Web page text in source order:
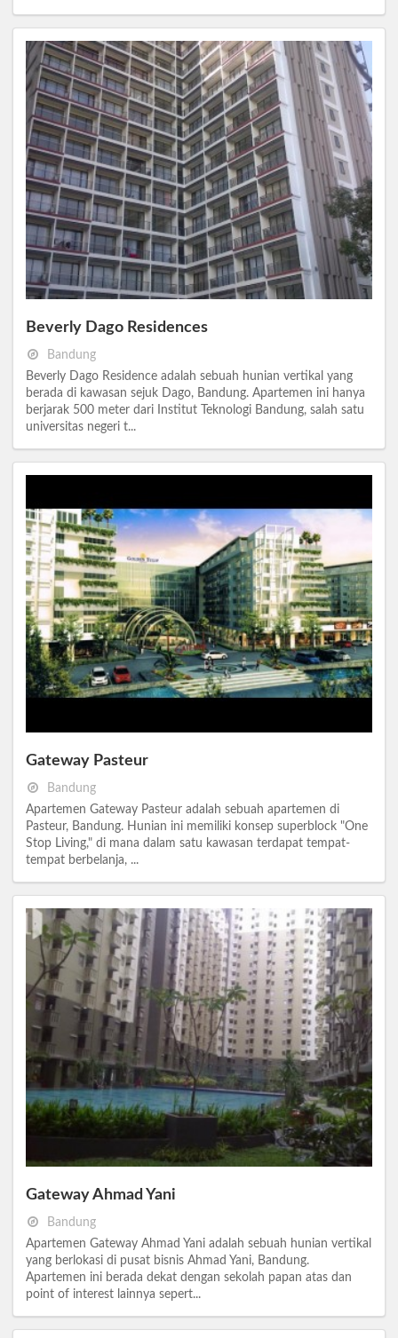
Beverly Dago Residences
Bandung
Beverly Dago Residence adalah sebuah hunian vertikal yang
berada di kawasan sejuk Dago, Bandung. Apartemen ini hanya
berjarak 500 meter dari Institut Teknologi Bandung, salah satu
universitas negeri t...
Gateway Pasteur
Bandung
Apartemen Gateway Pasteur adalah sebuah apartemen di
Pasteur, Bandung. Hunian ini memiliki konsep superblock "One
Stop Living," di mana dalam satu kawasan terdapat tempat-
tempat berbelanja, ...
Gateway Ahmad Yani
Bandung
Apartemen Gateway Ahmad Yani adalah sebuah hunian vertikal
yang berlokasi di pusat bisnis Ahmad Yani, Bandung.
Apartemen ini berada dekat dengan sekolah papan atas dan
point of interest lainnya sepert...